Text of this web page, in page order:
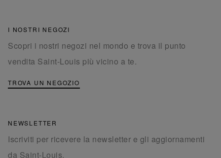
I NOSTRI NEGOZI
Scopri i nostri negozi nel mondo e trova il punto
vendita Saint-Louis più vicino a te.
TROVA UN NEGOZIO
NEWSLETTER
Iscriviti per ricevere la newsletter e gli aggiornamenti
da Saint-Louis.